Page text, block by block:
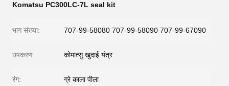
Komatsu PC300LC-7L seal kit
भाग संख्या: 707-99-58080 707-99-58090 707-99-67090
उपकरण: कोमात्सु खुदाई यंत्र
रंग: ग्रे काला पीला